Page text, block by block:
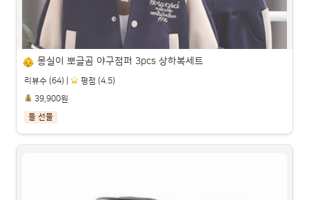
몽실이 뽀글곰 야구점퍼 3pcs 상하복세트
리뷰수 (64) |
️ 평점 (4.5)
39,900원
돌 선물